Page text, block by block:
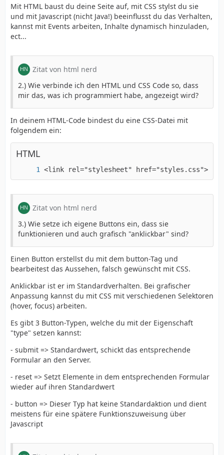
Mit HTML baust du deine Seite auf, mit CSS stylst du sie
und mit Javascript (nicht Java!) beeinflusst du das Verhalten,
kannst mit Events arbeiten, Inhalte dynamisch hinzuladen,
ect...
Zitat von html nerd
2.) Wie verbinde ich den HTML und CSS Code so, dass
mir das, was ich programmiert habe, angezeigt wird?
In deinem HTML-Code bindest du eine CSS-Datei mit
folgendem ein:
HTML
<link rel="stylesheet" href="styles.css">
Zitat von html nerd
3.) Wie setze ich eigene Buttons ein, dass sie
funktionieren und auch grafisch "anklickbar" sind?
Einen Button erstellst du mit dem button-Tag und
bearbeitest das Aussehen, falsch gewünscht mit CSS.
Anklickbar ist er im Standardverhalten. Bei grafischer
Anpassung kannst du mit CSS mit verschiedenen Selektoren
(hover, focus) arbeiten.
Es gibt 3 Button-Typen, welche du mit der Eigenschaft
"type" setzen kannst:
- submit => Standardwert, schickt das entsprechende
Formular an den Server.
- reset => Setzt Elemente in dem entsprechenden Formular
wieder auf ihren Standardwert
- button => Dieser Typ hat keine Standardaktion und dient
meistens für eine spätere Funktionszuweisung über
Javascript